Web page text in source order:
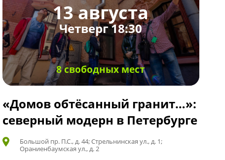
13 августа
Четверг 18:30
8 свободных мест
«Домов обтёсанный гранит…»:
северный модерн в Петербурге
Большой пр. П.С., д. 44; Стрельнинская ул., д. 1;
Ораниенбаумская ул., д. 2